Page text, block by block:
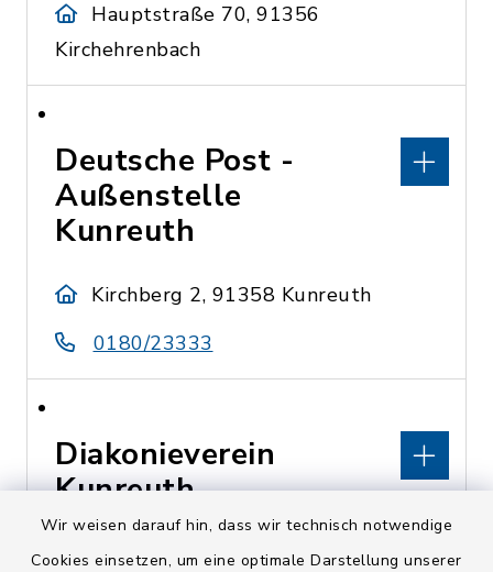
Wir weisen darauf hin, dass wir technisch notwendige
Cookies einsetzen, um eine optimale Darstellung unserer
Hauptstraße 70, 91356
Kirchehrenbach
Deutsche Post -
Außenstelle
Kunreuth
Kirchberg 2, 91358 Kunreuth
0180/23333
Diakonieverein
Kunreuth
Kirchberg 16, 91358